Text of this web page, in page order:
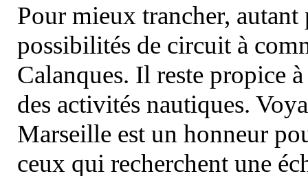
Pour mieux trancher, autant
possibilités de circuit à
Calanques. Il reste propice
des activités nautiques.
Marseille est un honneur
ceux qui recherchent une